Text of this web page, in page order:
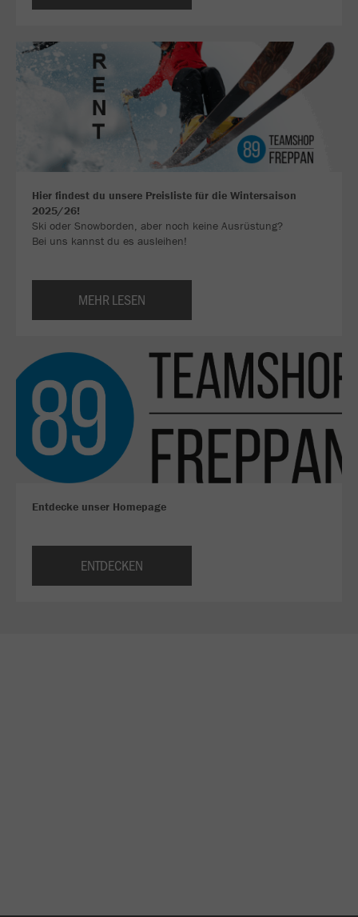
Hier findest du unsere Preisliste für die Wintersaison
2025/26!
Ski oder Snowborden, aber noch keine Ausrüstung?
Bei uns kannst du es ausleihen!
MEHR LESEN
Entdecke unser Homepage
ENTDECKEN